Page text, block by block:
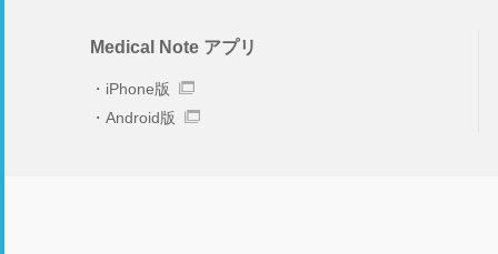
Medical Note アプリ
iPhone版
Android版